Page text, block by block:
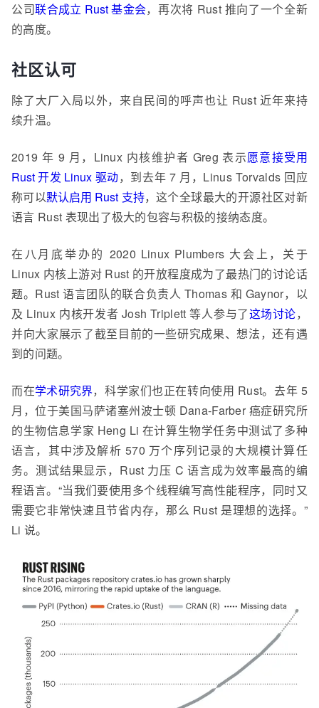
公司联合成立 Rust 基金会，再次将 Rust 推向了一个全新
的高度。
社区认可
除了大厂入局以外，来自民间的呼声也让 Rust 近年来持
续升温。
2019 年 9 月，Linux 内核维护者 Greg 表示愿意接受用
Rust 开发 Linux 驱动，到去年 7 月，Linus Torvalds 回应
称可以默认启用 Rust 支持，这个全球最大的开源社区对新
语言 Rust 表现出了极大的包容与积极的接纳态度。
在八月底举办的 2020 Linux Plumbers 大会上，关于
Linux 内核上游对 Rust 的开放程度成为了最热门的讨论话
题。Rust 语言团队的联合负责人 Thomas 和 Gaynor，以
及 Linux 内核开发者 Josh Triplett 等人参与了这场讨论，
并向大家展示了截至目前的一些研究成果、想法，还有遇
到的问题。
而在学术研究界，科学家们也正在转向使用 Rust。去年 5
月，位于美国马萨诸塞州波士顿 Dana-Farber 癌症研究所
的生物信息学家 Heng Li 在计算生物学任务中测试了多种
语言，其中涉及解析 570 万个序列记录的大规模计算任
务。测试结果显示，Rust 力压 C 语言成为效率最高的编
程语言。“当我们要使用多个线程编写高性能程序，同时又
需要它非常快速且节省内存，那么 Rust 是理想的选择。”
Li 说。